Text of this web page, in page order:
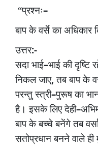
“प्रश्नः–
बाप के वर्से का अधिकार
उत्तर:-
सदा भाई–भाई की दृष्टि
निकल जाए,तब बाप के
परन्तु स्त्री–पुरूष का
है। इसके लिए देही–
बाप के बच्चे बनेंगे तब
सतोप्रधान बनने वाले ही